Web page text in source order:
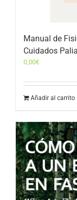
Manual de
Cuidados
0,00€
Añadir al carrito